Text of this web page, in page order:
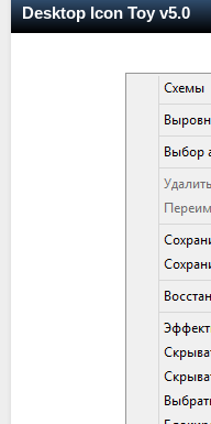
Desktop Icon Toy v5.0